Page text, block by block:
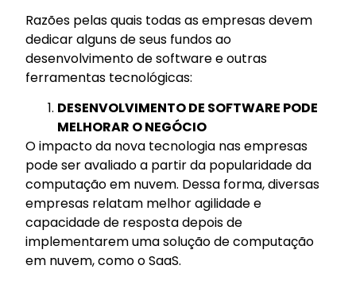
Razões pelas quais todas as empresas devem
dedicar alguns de seus fundos ao
desenvolvimento de software e outras
ferramentas tecnológicas:
DESENVOLVIMENTO DE SOFTWARE PODE
MELHORAR O NEGÓCIO
O impacto da nova tecnologia nas empresas
pode ser avaliado a partir da popularidade da
computação em nuvem. Dessa forma, diversas
empresas relatam melhor agilidade e
capacidade de resposta depois de
implementarem uma solução de computação
em nuvem, como o SaaS.